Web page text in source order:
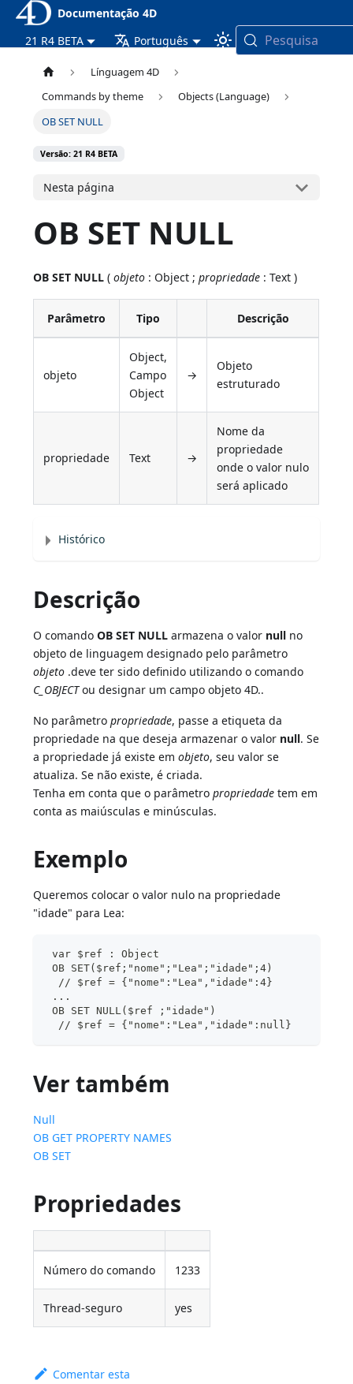
Documentação 4D
21 R4 BETA
Português Pesquisa
Línguagem 4D
Commands by theme
Objects (Language)
OB SET NULL
Versão: 21 R4 BETA
Nesta página
OB SET NULL
OB SET NULL (objeto : Object ;propriedade : Text )
Parâmetro Tipo Descrição
objeto
Object,
Campo
Object
→
Objeto
estruturado
propriedade Text →
Nome da
propriedade
onde o valor nulo
será aplicado
Histórico
Descrição
O comandoOB SET NULL armazena o valor null no
objeto de linguagem designado pelo parâmetro
objeto .deve ter sido definido utilizando o comando
C_OBJECTou designar um campo objeto 4D..
No parâmetropropriedade, passe a etiqueta da
propriedade na que deseja armazenar o valor null. Se
a propriedade já existe emobjeto, seu valor se
atualiza. Se não existe, é criada.
Tenha em conta que o parâmetropropriedade tem em
conta as maiúsculas e minúsculas.
Exemplo
Queremos colocar o valor nulo na propriedade
"idade" para Lea:
var $ref : Object
OB SET($ref;"nome";"Lea";"idade";4)
// $ref = {"nome":"Lea","idade":4}
...
OB SET NULL($ref ;"idade")
// $ref = {"nome":"Lea","idade":null}
Ver também
Null
OB GET PROPERTY NAMES
OB SET
Propriedades
Número do comando 1233
Thread-seguro yes
Comentar esta